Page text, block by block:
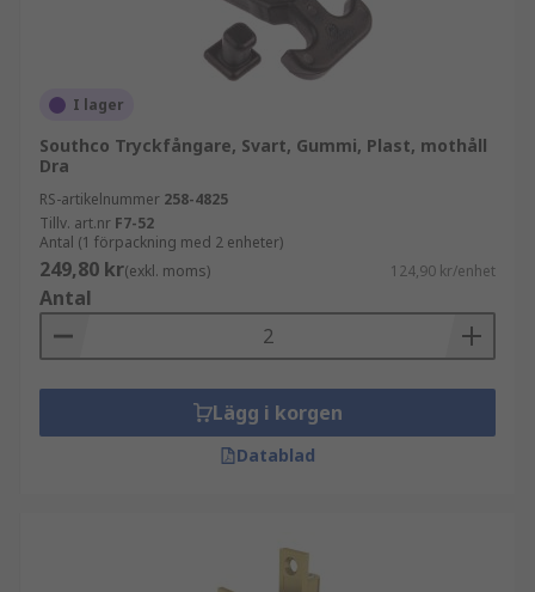
I lager
Southco Tryckfångare, Svart, Gummi, Plast, mothåll
Dra
RS-artikelnummer 258-4825
Tillv. art.nr F7-52
Antal (1 förpackning med 2 enheter)
249,80 kr(exkl. moms) 124,90 kr/enhet
Antal
Lägg i korgen
Datablad